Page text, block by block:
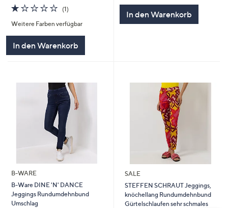
1.0
von
5
(1)
Weitere Farben verfügbar
In den Warenkorb
In den Warenkorb
B-WARE
B-Ware DINE 'N' DANCE
Jeggings Rundumdehnbund
Umschlag
SALE
STEFFEN SCHRAUT Jeggings,
knöchellang Rundumdehnbund
Gürtelschlaufen sehr schmales